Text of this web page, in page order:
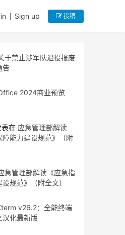
Sign up 投稿
于禁止涉军队退役报废
告
2024商业预览
表在 应急管理部解读
障能力建设规范》（附
急管理部解读《应急指
规范》（附全文）
v26.2：全能终端
汉化最新版